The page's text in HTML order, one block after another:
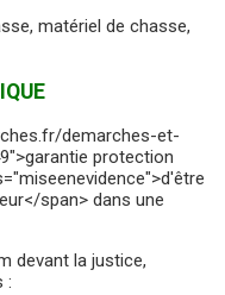
matériel de chasse,
demarches-et-
protection
span> dans une
devant la justice,
: